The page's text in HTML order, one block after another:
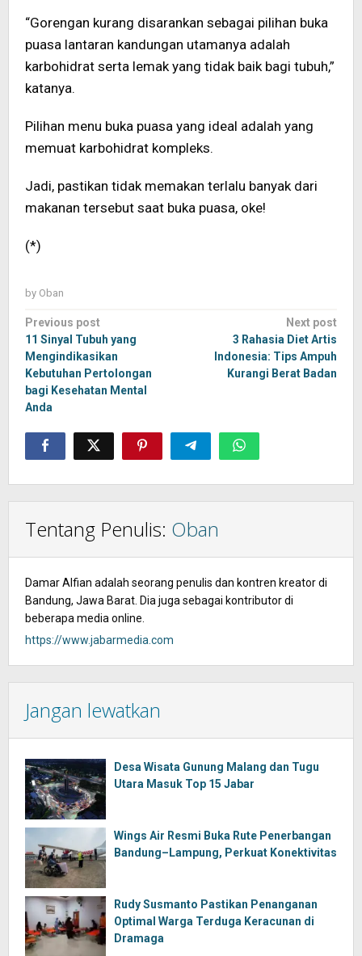
“Gorengan kurang disarankan sebagai pilihan buka
puasa lantaran kandungan utamanya adalah
karbohidrat serta lemak yang tidak baik bagi tubuh,”
katanya.
Pilihan menu buka puasa yang ideal adalah yang
memuat karbohidrat kompleks.
Jadi, pastikan tidak memakan terlalu banyak dari
makanan tersebut saat buka puasa, oke!
(*)
by Oban
Post
navigation
Previous post
11 Sinyal Tubuh yang
Mengindikasikan
Kebutuhan Pertolongan
bagi Kesehatan Mental
Anda
Next post
3 Rahasia Diet Artis
Indonesia: Tips Ampuh
Kurangi Berat Badan
Tentang Penulis: Oban
Damar Alfian adalah seorang penulis dan kontren kreator di
Bandung, Jawa Barat. Dia juga sebagai kontributor di
beberapa media online.
https://www.jabarmedia.com
Jangan lewatkan
Desa Wisata Gunung Malang dan Tugu
Utara Masuk Top 15 Jabar
Wings Air Resmi Buka Rute Penerbangan
Bandung–Lampung, Perkuat Konektivitas
Rudy Susmanto Pastikan Penanganan
Optimal Warga Terduga Keracunan di
Dramaga